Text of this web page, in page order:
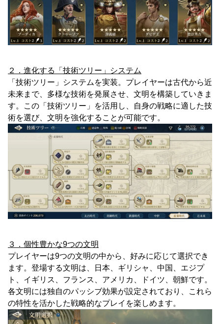
２．進化する「技術ツリー」システム
「技術ツリー」システムを実装。プレイヤーは古代から近
未来まで、多様な技術を発展させ、文明を構築していきま
す。この「技術ツリー」を活用し、自身の戦略に適した技
術を選び、文明を強化することが可能です。
３．個性豊かな9つの文明
プレイヤーは9つの文明の中から、好みに応じて選択でき
ます。登場する文明は、日本、ギリシャ、中国、エジプ
ト、イギリス、フランス、アメリカ、ドイツ、朝鮮です。
各文明には独自のパッシブ効果が設定されており、これら
の特性を活かした戦略的なプレイを楽しめます。